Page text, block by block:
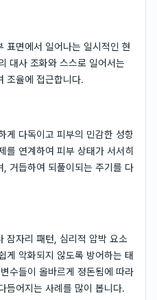
표면에서 일어나는 일시적인 현
대사 조화와 스스로 일어서는
조율에 접근합니다.
게 다독이고 피부의 민감한 성향
를 연계하여 피부 상태가 서서히
거듭하여 되풀이되는 주기를 다
잠자리 패턴, 심리적 압박 요소
게 악화되지 않도록 방어하는 태
수들이 올바르게 정돈됨에 따라
듬어지는 사례를 많이 봅니다.